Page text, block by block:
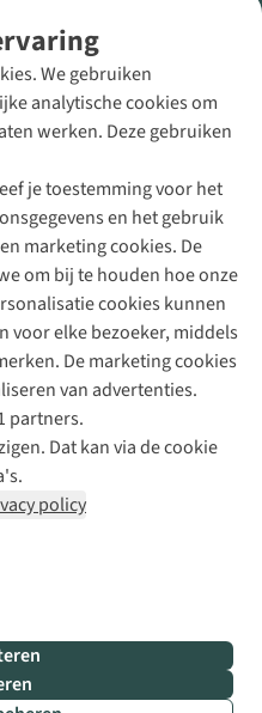
We gebruiken
analytische cookies om
werken. Deze gebruiken
je toestemming voor het
en het gebruik
marketing cookies. De
om bij te houden hoe onze
cookies kunnen
voor elke bezoeker, middels
De marketing cookies
van advertenties.
partners.
Dat kan via de cookie
policy
Bever
B.V.